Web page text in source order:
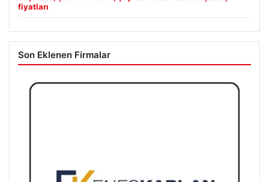
fiyatları
Son Eklenen Firmalar